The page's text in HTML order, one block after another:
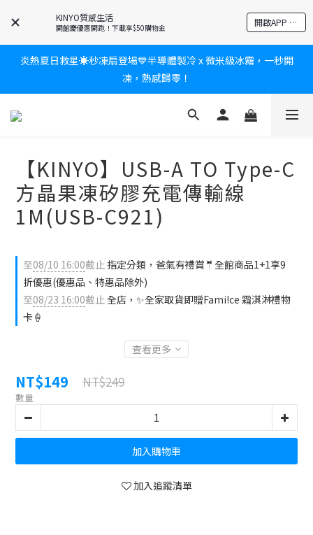
KINYO質感生活
開館慶優惠開跑！下載享$50購物金 開啟APP 享隱藏優惠
新會員送$100購物金✨再享消費回饋無極限
爸氣有禮賞🎁全館任2件9折✨刮鬍刀、按摩家電、電動牙刷、藍芽
耳機🎀給爸爸一個驚喜大禮包
炎熱夏日救星☀️秒凍扇登場💙半導體製冷 x 微米級冰霧，一秒開
凍，熱感歸零！
新會員送$100購物金✨再享消費回饋無極限
【KINYO】USB-A TO Type-C
方晶果凍矽膠充電傳輸線
1M(USB-C921)
至08/10 16:00截止 指定分類，爸氣有禮賞🤵全館商品1+1享9
折優惠(優惠品、特惠品除外)
至08/23 16:00截止全店，✨全家取貨即贈Fami!ce 霜淇淋禮物
卡🍦
查看更多
NT$149 NT$249
數量
加入購物車
加入追蹤清單